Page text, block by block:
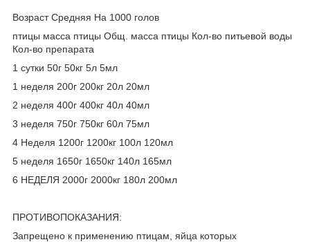
Возраст Средняя На 1000 голов
птицы масса птицы Общ. масса птицы Кол-во питьевой воды
Кол-во препарата
1 сутки 50г 50кг 5л 5мл
1 неделя 200г 200кг 20л 20мл
2 неделя 400г 400кг 40л 40мл
3 неделя 750г 750кг 60л 75мл
4 Hеделя 1200г 1200кг 100л 120мл
5 неделя 1650г 1650кг 140л 165мл
6 НЕДЕЛЯ 2000г 2000кг 180л 200мл
ПРОТИВОПОКАЗАНИЯ:
Запрещено к применению птицам, яйца которых